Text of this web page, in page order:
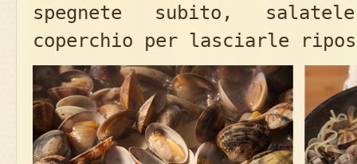
spegnete subito,
coperchio per lasciarle